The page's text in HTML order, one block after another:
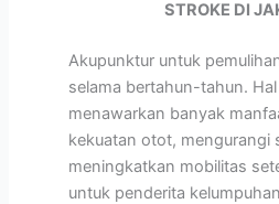
STROKE DI
Akupunktur untuk
selama bertahun-tahun.
menawarkan banyak
kekuatan otot, mengurangi
meningkatkan mobilitas
untuk penderita